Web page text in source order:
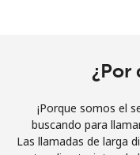
estosTérminos y
¿Por
¡Porque somos el
buscando para
Las llamadas de larga